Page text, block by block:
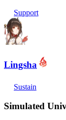
Support
Lingsha
Sustain
Simulated